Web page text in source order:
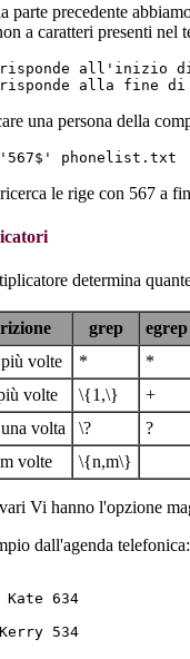
parte precedente
a caratteri presenti nel
all'inizio
una persona della
le rige con 567 a
determina
grep egrep
volte
* *
volte
\{1,\} +
volta
\? ?
volte
\{n,m\}
Vi hanno l'opzione
dall'agenda telefonica:
Kate 634
534